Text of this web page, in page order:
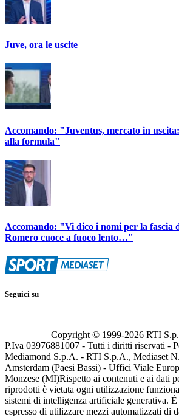
Juve, ora le uscite
Accomando: "Juventus, mercato in
alla formula"
Accomando: "Vi dico i nomi per la fascia
Romero cuoce a fuoco lento…"
Seguici su
Copyright © 1999-2026 RTI
P.Iva 03976881007 - Tutti i diritti riservati -
Mediamond S.p.A. - RTI S.p.A., Mediaset
Amsterdam (Paesi Bassi) - Uffici Viale
Monzese (MI)Rispetto ai contenuti e ai dati
riprodotti è vietata ogni utilizzazione
sistemi di intelligenza artificiale generativa.
espresso di utilizzare mezzi automatizzati di